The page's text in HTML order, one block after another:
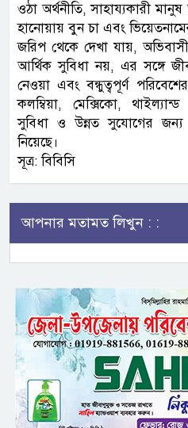
ওঠা অর্থনীতি, সাহায্যকারী
হানোয়ায় বুন চা এবং
জরিপ থেকে দেখা যায়,
আর্থিক সুবিধা নয়, এর সঙ্গে
নেওয়া এবং বন্ধুত্বপূর্ণ
কলম্বিয়া, মেক্সিকো,
সুবিধা ও উন্নত সুযোগের
নিয়েছে।
সূত্র: বিবিসি
আপনার মতামত লিখুন : :